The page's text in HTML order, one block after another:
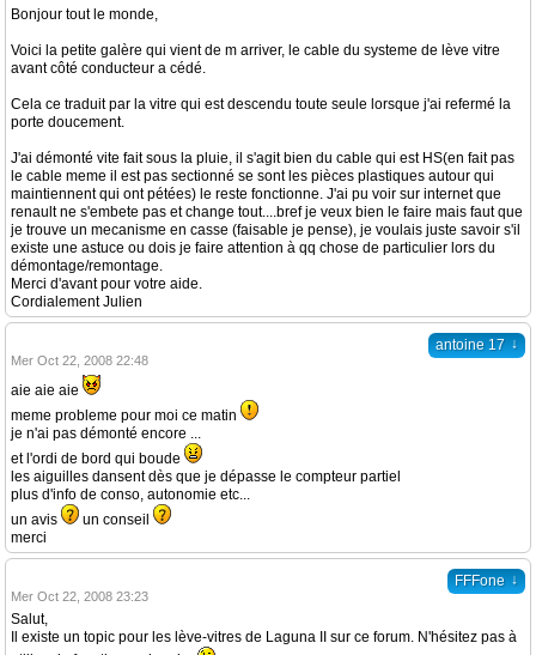
Bonjour tout le monde,
Voici la petite galère qui vient de m arriver, le cable du systeme de lève vitre
avant côté conducteur a cédé.
Cela ce traduit par la vitre qui est descendu toute seule lorsque j'ai refermé la
porte doucement.
J'ai démonté vite fait sous la pluie, il s'agit bien du cable qui est HS(en fait pas
le cable meme il est pas sectionné se sont les pièces plastiques autour qui
maintiennent qui ont pétées) le reste fonctionne. J'ai pu voir sur internet que
renault ne s'embete pas et change tout....bref je veux bien le faire mais faut que
je trouve un mecanisme en casse (faisable je pense), je voulais juste savoir s'il
existe une astuce ou dois je faire attention à qq chose de particulier lors du
démontage/remontage.
Merci d'avant pour votre aide.
Cordialement Julien
antoine 17 ↓
Mer Oct 22, 2008 22:48
aie aie aie
meme probleme pour moi ce matin
je n'ai pas démonté encore ...
et l'ordi de bord qui boude
les aiguilles dansent dès que je dépasse le compteur partiel
plus d'info de conso, autonomie etc...
un avis
un conseil
merci
FFFone ↓
Mer Oct 22, 2008 23:23
Salut,
Il existe un topic pour les lève-vitres de Laguna II sur ce forum. N'hésitez pas à